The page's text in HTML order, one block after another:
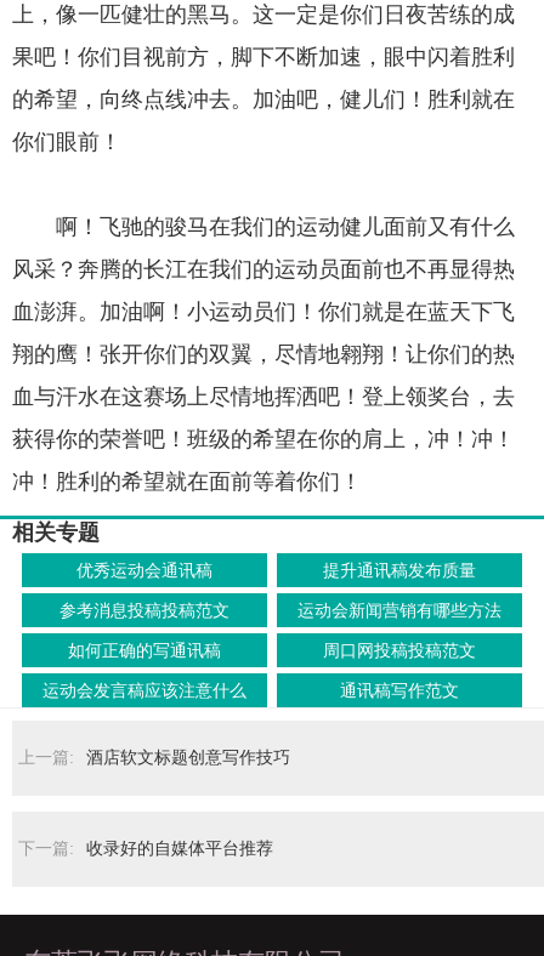
上，像一匹健壮的黑马。这一定是你们日夜苦练的成
果吧！你们目视前方，脚下不断加速，眼中闪着胜利
的希望，向终点线冲去。加油吧，健儿们！胜利就在
你们眼前！
啊！飞驰的骏马在我们的运动健儿面前又有什么
风采？奔腾的长江在我们的运动员面前也不再显得热
血澎湃。加油啊！小运动员们！你们就是在蓝天下飞
翔的鹰！张开你们的双翼，尽情地翱翔！让你们的热
血与汗水在这赛场上尽情地挥洒吧！登上领奖台，去
获得你的荣誉吧！班级的希望在你的肩上，冲！冲！
冲！胜利的希望就在面前等着你们！
相关专题
优秀运动会通讯稿 提升通讯稿发布质量
参考消息投稿投稿范文 运动会新闻营销有哪些方法
如何正确的写通讯稿 周口网投稿投稿范文
运动会发言稿应该注意什么 通讯稿写作范文
上一篇: 酒店软文标题创意写作技巧
下一篇: 收录好的自媒体平台推荐